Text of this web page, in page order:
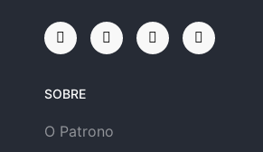
SOBRE
O Patrono